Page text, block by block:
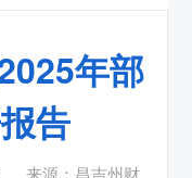
年部
告